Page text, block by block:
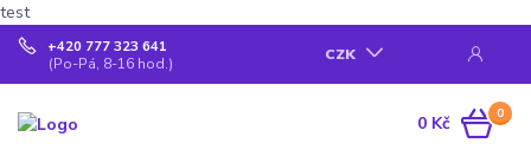
test
CZK
+420 777 323 641
(Po-Pá, 8-16 hod.)
0
0 Kč